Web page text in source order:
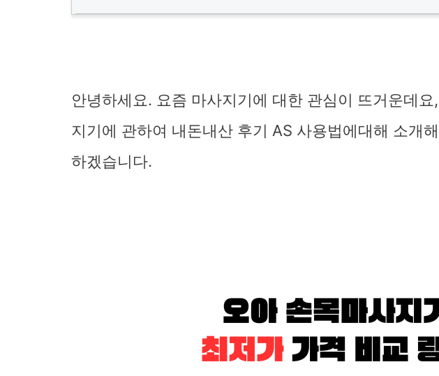
안녕하세요. 요즘 마사지기에 대한 관심이 뜨거운데
지기에 관하여 내돈내산 후기 AS 사용법에대해 소개
하겠습니다.